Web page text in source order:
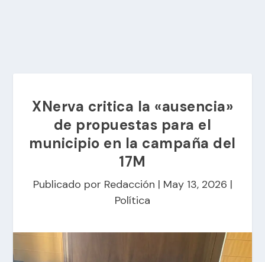
XNerva critica la «ausencia»
de propuestas para el
municipio en la campaña del
17M
Publicado por Redacción | May 13, 2026 |
Política